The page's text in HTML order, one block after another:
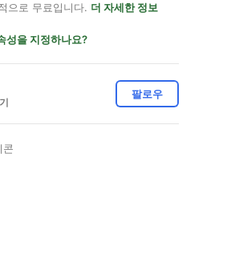
으로 무료입니다. 더 자세한 정보
성을 지정하나요?
팔로우
콘